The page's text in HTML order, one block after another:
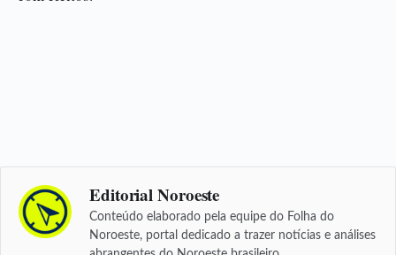
Editorial Noroeste
Conteúdo elaborado pela equipe do Folha do
Noroeste, portal dedicado a trazer notícias e análises